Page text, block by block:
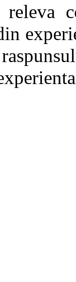
releva